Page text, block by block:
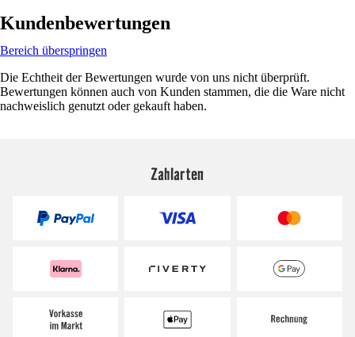
Kundenbewertungen
Bereich überspringen
Die Echtheit der Bewertungen wurde von uns nicht überprüft.
Bewertungen können auch von Kunden stammen, die die Ware nicht
nachweislich genutzt oder gekauft haben.
Zahlarten